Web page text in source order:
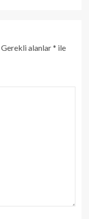
Gerekli alanlar* ile